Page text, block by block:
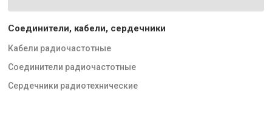
Соединители, кабели, сердечники
Кабели радиочастотные
Соединители радиочастотные
Сердечники радиотехнические